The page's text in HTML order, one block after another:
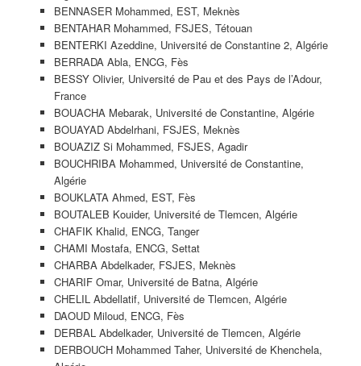
BENNASER Mohammed, EST, Meknès
BENTAHAR Mohammed, FSJES, Tétouan
BENTERKI Azeddine, Université de Constantine 2, Algérie
BERRADA Abla, ENCG, Fès
BESSY Olivier, Université de Pau et des Pays de l’Adour,
France
BOUACHA Mebarak, Université de Constantine, Algérie
BOUAYAD Abdelrhani, FSJES, Meknès
BOUAZIZ Si Mohammed, FSJES, Agadir
BOUCHRIBA Mohammed, Université de Constantine,
Algérie
BOUKLATA Ahmed, EST, Fès
BOUTALEB Kouider, Université de Tlemcen, Algérie
CHAFIK Khalid, ENCG, Tanger
CHAMI Mostafa, ENCG, Settat
CHARBA Abdelkader, FSJES, Meknès
CHARIF Omar, Université de Batna, Algérie
CHELIL Abdellatif, Université de Tlemcen, Algérie
DAOUD Miloud, ENCG, Fès
DERBAL Abdelkader, Université de Tlemcen, Algérie
DERBOUCH Mohammed Taher, Université de Khenchela,